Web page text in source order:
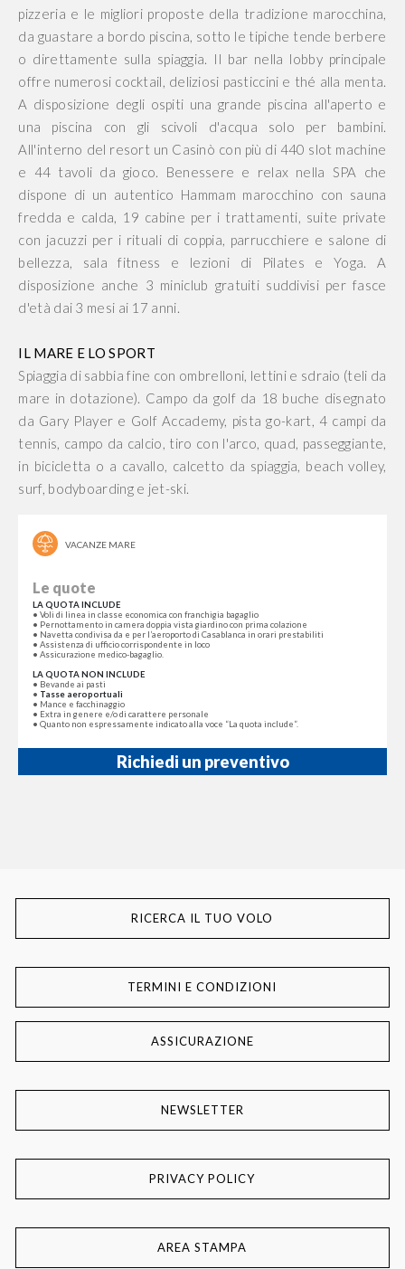
pizzeria e le migliori proposte della tradizione marocchina,
da guastare a bordo piscina, sotto le tipiche tende berbere
o direttamente sulla spiaggia. Il bar nella lobby principale
offre numerosi cocktail, deliziosi pasticcini e thé alla menta.
A disposizione degli ospiti una grande piscina all'aperto e
una piscina con gli scivoli d'acqua solo per bambini.
All'interno del resort un Casinò con più di 440 slot machine
e 44 tavoli da gioco. Benessere e relax nella SPA che
dispone di un autentico Hammam marocchino con sauna
fredda e calda, 19 cabine per i trattamenti, suite private
con jacuzzi per i rituali di coppia, parrucchiere e salone di
bellezza, sala fitness e lezioni di Pilates e Yoga. A
disposizione anche 3 miniclub gratuiti suddivisi per fasce
d'età dai 3 mesi ai 17 anni.
IL MARE E LO SPORT
Spiaggia di sabbia fine con ombrelloni, lettini e sdraio (teli da
mare in dotazione). Campo da golf da 18 buche disegnato
da Gary Player e Golf Accademy, pista go-kart, 4 campi da
tennis, campo da calcio, tiro con l'arco, quad, passeggiante,
in bicicletta o a cavallo, calcetto da spiaggia, beach volley,
surf, bodyboarding e jet-ski.
Richiedi un preventivo
VACANZE MARE
Le quote
LA QUOTA INCLUDE
• Voli di linea in classe economica con franchigia bagaglio
• Pernottamento in camera doppia vista giardino con prima colazione
• Navetta condivisa da e per l’aeroporto di Casablanca in orari prestabiliti
• Assistenza di ufficio corrispondente in loco
• Assicurazione medico-bagaglio.
LA QUOTA NON INCLUDE
• Bevande ai pasti
• Tasse aeroportuali
• Mance e facchinaggio
• Extra in genere e/o di carattere personale
• Quanto non espressamente indicato alla voce “La quota include”.
RICERCA IL TUO VOLO
TERMINI E CONDIZIONI
ASSICURAZIONE
NEWSLETTER
PRIVACY POLICY
AREA STAMPA